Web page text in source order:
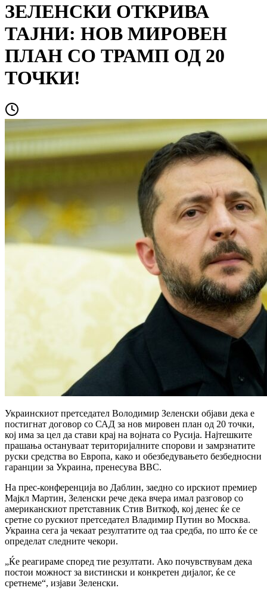
ЗЕЛЕНСКИ ОТКРИВА
ТАЈНИ: НОВ МИРОВЕН
ПЛАН СО ТРАМП ОД 20
ТОЧКИ!
Украинскиот претседател Володимир Зеленски објави дека е
постигнат договор со САД за нов мировен план од 20 точки,
кој има за цел да стави крај на војната со Русија. Најтешките
прашања остануваат територијалните спорови и замрзнатите
руски средства во Европа, како и обезбедувањето безбедносни
гаранции за Украина, пренесува BBC.
На прес-конференција во Даблин, заедно со ирскиот премиер
Мајкл Мартин, Зеленски рече дека вчера имал разговор со
американскиот претставник Стив Виткоф, кој денес ќе се
сретне со рускиот претседател Владимир Путин во Москва.
Украина сега ја чекаат резултатите од таа средба, по што ќе се
определат следните чекори.
„Ќе реагираме според тие резултати. Ако почувствувам дека
постои можност за вистински и конкретен дијалог, ќе се
сретнеме“, изјави Зеленски.